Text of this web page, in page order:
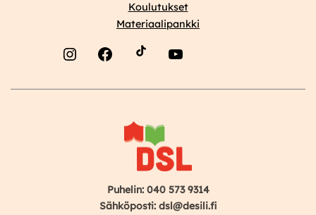
Koulutukset
Materiaalipankki
Puhelin: 040 573 9314
Sähköposti: dsl@desili.fi